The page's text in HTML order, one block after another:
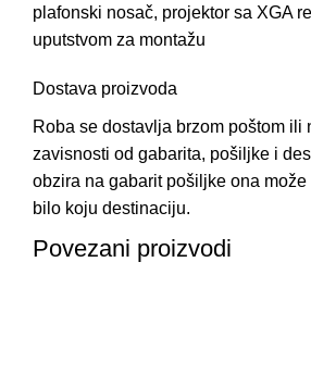
plafonski nosač, projektor sa XGA
uputstvom za montažu
Dostava proizvoda
Roba se dostavlja brzom poštom ili
zavisnosti od gabarita, pošiljke i
obzira na gabarit pošiljke ona
bilo koju destinaciju.
Povezani proizvodi